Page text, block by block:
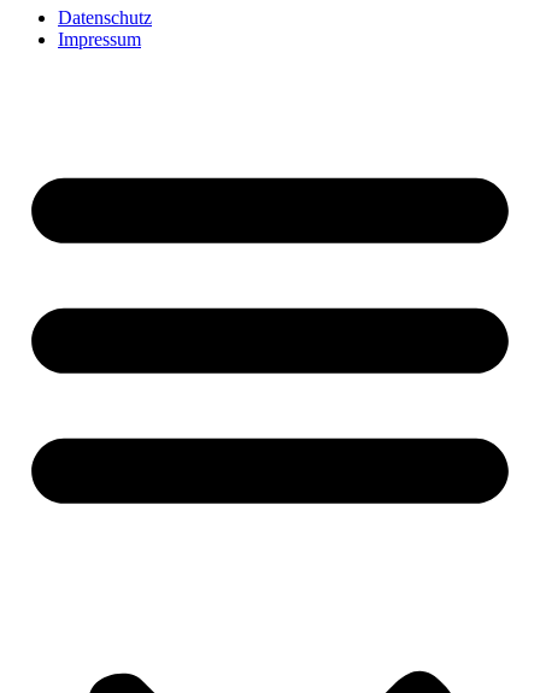
Datenschutz
Impressum